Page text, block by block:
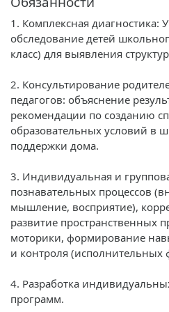
1. Комплексная диагностика:
обследование детей
класс) для выявления
2. Консультирование
педагогов: объяснение
рекомендации по созданию
образовательных условий в
поддержки дома.
3. Индивидуальная и
познавательных процессов
мышление, восприятие),
развитие пространственных
моторики, формирование
и контроля (исполнительных
4. Разработка
программ.